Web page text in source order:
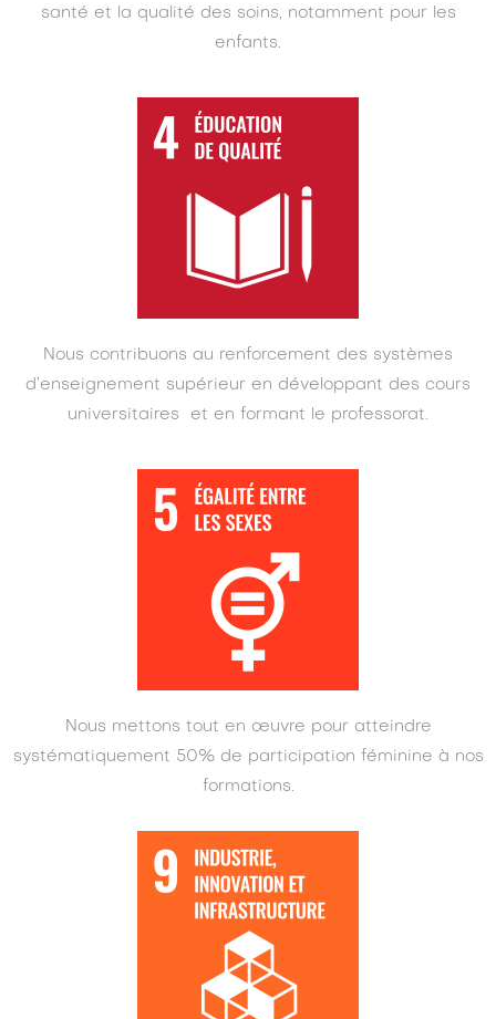
santé et la qualité des soins, notamment pour les
enfants.
Nous contribuons au renforcement des systèmes
d’enseignement supérieur en développant des cours
universitaires et en formant le professorat.
Nous mettons tout en œuvre pour atteindre
systématiquement 50% de participation féminine à nos
formations.